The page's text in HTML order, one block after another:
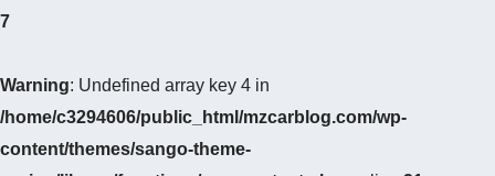
7
Warning: Undefined array key 4 in
/home/c3294606/public_html/mzcarblog.com/wp-
content/themes/sango-theme-